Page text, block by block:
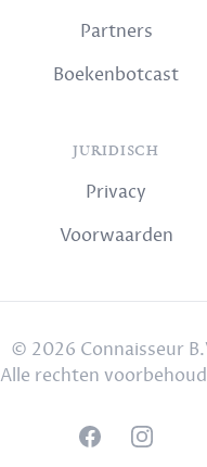
Partners
Boekenbotcast
JURIDISCH
Privacy
Voorwaarden
© 2026 Connaisseur
Alle rechten
FacebookInstagram